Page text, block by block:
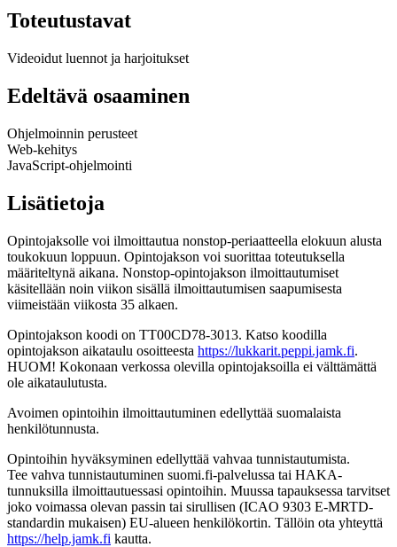
Toteutustavat
Videoidut luennot ja harjoitukset
Edeltävä osaaminen
Ohjelmoinnin perusteet
Web-kehitys
JavaScript-ohjelmointi
Lisätietoja
Opintojaksolle voi ilmoittautua nonstop-periaatteella elokuun alusta
toukokuun loppuun. Opintojakson voi suorittaa toteutuksella
määriteltynä aikana. Nonstop-opintojakson ilmoittautumiset
käsitellään noin viikon sisällä ilmoittautumisen saapumisesta
viimeistään viikosta 35 alkaen.
Opintojakson koodi on TT00CD78-3013. Katso koodilla
opintojakson aikataulu osoitteesta https://lukkarit.peppi.jamk.fi.
HUOM! Kokonaan verkossa olevilla opintojaksoilla ei välttämättä
ole aikataulutusta.
Avoimen opintoihin ilmoittautuminen edellyttää suomalaista
henkilötunnusta.
Opintoihin hyväksyminen edellyttää vahvaa tunnistautumista.
Tee vahva tunnistautuminen suomi.fi-palvelussa tai HAKA-
tunnuksilla ilmoittautuessasi opintoihin. Muussa tapauksessa tarvitset
joko voimassa olevan passin tai sirullisen (ICAO 9303 E-MRTD-
standardin mukaisen) EU-alueen henkilökortin. Tällöin ota yhteyttä
https://help.jamk.fi kautta.